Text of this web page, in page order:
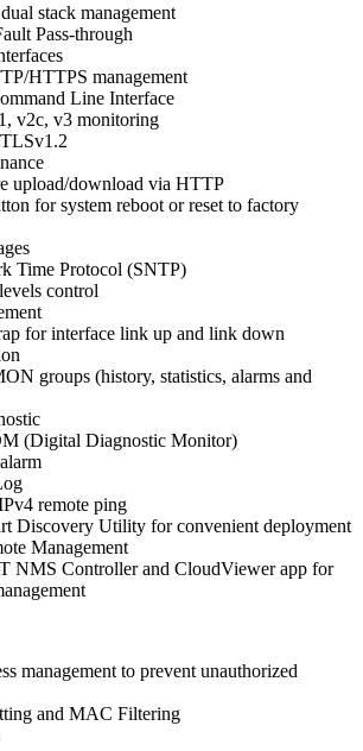
stack management
Pass-through
HTTPS management
Line Interface
v2c, v3 monitoring
upload/download via HTTP
for system reboot or reset to factory
Time Protocol (SNTP)
control
for interface link up and link down
groups (history, statistics, alarms and
(Digital Diagnostic Monitor)
remote ping
Discovery Utility for convenient deployment
Management
NMS Controller and CloudViewer app for
management to prevent unauthorized
and MAC Filtering